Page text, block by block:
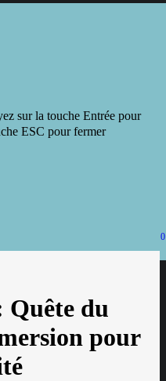
sur la touche Entrée pour
ESC pour fermer
0
Quête du
pour